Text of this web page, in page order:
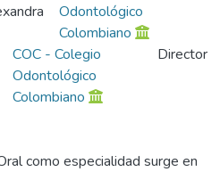
Odontológico
Colombiano
COC - Colegio
Odontológico
Colombiano
Director
como especialidad surge en